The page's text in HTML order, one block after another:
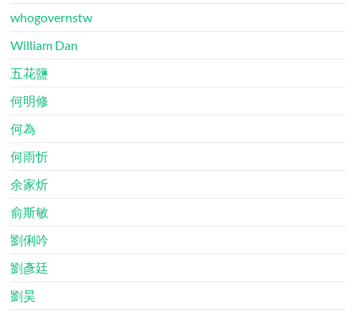
whogovernstw
William Dan
五花鹽
何明修
何為
何雨忻
余家炘
俞斯敏
劉俐吟
劉彥廷
劉昊